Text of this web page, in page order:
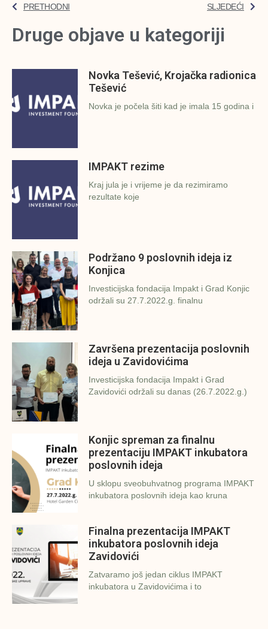
PRETHODNI SLJEDEĆI
Druge objave u kategoriji
Novka Tešević, Krojačka radionica
Tešević
Novka je počela šiti kad je imala 15 godina i
IMPAKT rezime
Kraj jula je i vrijeme je da rezimiramo
rezultate koje
Podržano 9 poslovnih ideja iz
Konjica
Investicijska fondacija Impakt i Grad Konjic
održali su 27.7.2022.g. finalnu
Završena prezentacija poslovnih
ideja u Zavidovićima
Investicijska fondacija Impakt i Grad
Zavidovići održali su danas (26.7.2022.g.)
Konjic spreman za finalnu
prezentaciju IMPAKT inkubatora
poslovnih ideja
U sklopu sveobuhvatnog programa IMPAKT
inkubatora poslovnih ideja kao kruna
Finalna prezentacija IMPAKT
inkubatora poslovnih ideja
Zavidovići
Zatvaramo još jedan ciklus IMPAKT
inkubatora u Zavidovićima i to